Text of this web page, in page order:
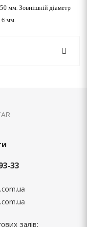
мм. Зовнішній діаметр
мм.
33
залів: